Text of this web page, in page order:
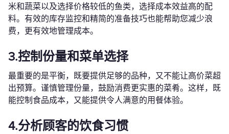
米和蔬菜以及选择价格较低的鱼类，选择成本效益高的配
料。有效的库存监控和精简的准备技巧也能帮助您减少浪
费，更有效地管理成本。
3.控制份量和菜单选择
最重要的是平衡，既要提供足够的品种，又不能让高价菜超
出预算。谨慎管理份量，鼓励消费更实惠的菜肴。这样，既
能控制食品成本，又能提供令人满意的用餐体验。
4.分析顾客的饮食习惯